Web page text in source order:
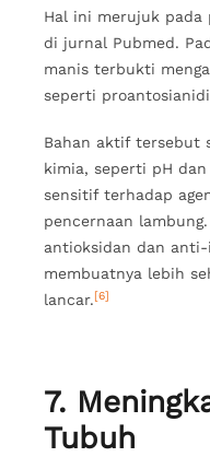
Hal ini merujuk pada
di jurnal Pubmed.
manis terbukti
seperti
Bahan aktif tersebut
kimia, seperti pH
sensitif terhadap
pencernaan
antioksidan dan
membuatnya lebih
lancar. [6]
7.
Tubuh